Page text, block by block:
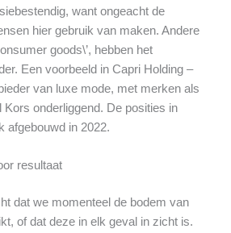
want ongeacht de
hier gebruik van maken. Andere
goods\’, hebben het
Een voorbeeld in Capri Holding –
van luxe mode, met merken als
onderliggend. De posities in
afgebouwd in 2022.
resultaat
dat we momenteel de bodem van
of dat deze in elk geval in zicht is.